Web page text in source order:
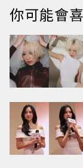
你可能會